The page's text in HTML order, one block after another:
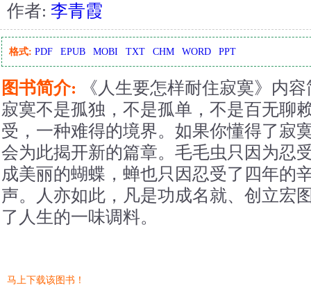
作者: 李青霞
格式: PDF EPUB MOBI TXT CHM WORD PPT
图书简介: 《人生要怎样耐住寂寞》内
寂寞不是孤独，不是孤单，不是百无聊
受，一种难得的境界。如果你懂得了寂
会为此揭开新的篇章。毛毛虫只因为忍
成美丽的蝴蝶，蝉也只因忍受了四年的
声。人亦如此，凡是功成名就、创立宏
了人生的一味调料。
马上下载该图书！